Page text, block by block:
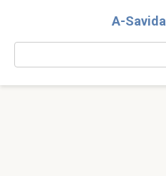
A-Savida
Search: